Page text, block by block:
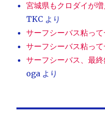
宮城県もクロダイが増
TKC より
サーフシーバス粘っ
サーフシーバス粘っ
サーフシーバス、最終
oga より